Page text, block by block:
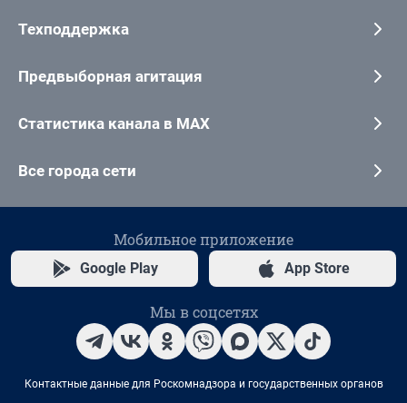
Техподдержка
Предвыборная агитация
Статистика канала в MAX
Все города сети
Мобильное приложение
Google Play App Store
Мы в соцсетях
Контактные данные для Роскомнадзора и государственных органов